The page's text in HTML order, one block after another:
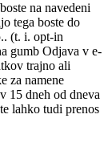
na navedeni
tega boste do
(t. i. opt-in
gumb Odjava v e-
trajno ali
za namene
15 dneh od dneva
lahko tudi prenos